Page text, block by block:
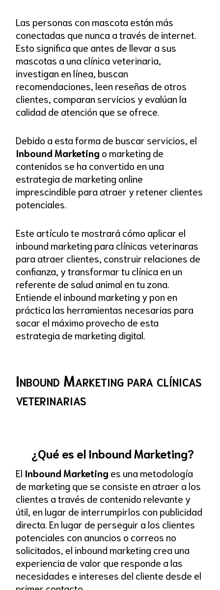
Las personas con mascota están más
conectadas que nunca a través de internet.
Esto significa que antes de llevar a sus
mascotas a una clínica veterinaria,
investigan en línea, buscan
recomendaciones, leen reseñas de otros
clientes, comparan servicios y evalúan la
calidad de atención que se ofrece.
Debido a esta forma de buscar servicios, el
Inbound Marketingo marketing de
contenidos se ha convertido en una
estrategia de marketing online
imprescindible para atraer y retener clientes
potenciales.
Este artículo te mostrará cómo aplicar el
inbound marketing para clínicas veterinaras
para atraer clientes, construir relaciones de
confianza, y transformar tu clínica en un
referente de salud animal en tu zona.
Entiende el inbound marketing y pon en
práctica las herramientas necesarias para
sacar el máximo provecho de esta
estrategia de marketing digital.
Inbound Marketing para clínicas
veterinarias
¿Qué es el Inbound Marketing?
El Inbound Marketinges una metodología
de marketing que se consiste en atraer a los
clientes a través de contenido relevante y
útil, en lugar de interrumpirlos con publicidad
directa. En lugar de perseguir a los clientes
potenciales con anuncios o correos no
solicitados, el inbound marketing crea una
experiencia de valor que responde a las
necesidades e intereses del cliente desde el